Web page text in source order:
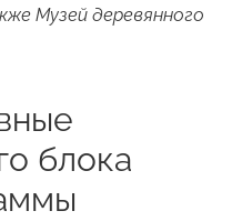
Музей деревянного
блока